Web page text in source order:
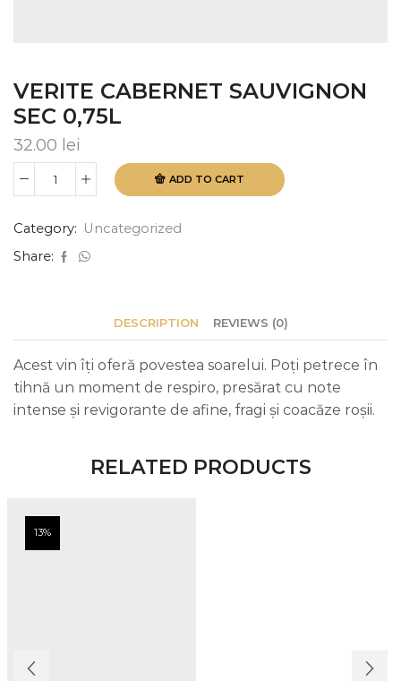
VERITE CABERNET SAUVIGNON
SEC 0,75L
32.00 lei
VERITE
SEC
0,75L
quantity
ADD TO CART
Category: Uncategorized
Share:
DESCRIPTION REVIEWS (0)
Acest vin îți oferă povestea soarelui. Poți petrece în
tihnă un moment de respiro, presărat cu note
intense și revigorante de afine, fragi și coacăze roșii.
RELATED PRODUCTS
13%